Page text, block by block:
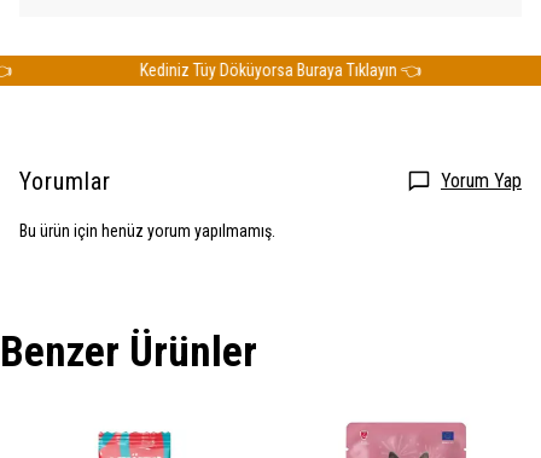
Kediniz Tüy Döküyorsa Buraya Tıklayın 👈
Yorumlar Yorum Yap
Bu ürün için henüz yorum yapılmamış.
Benzer Ürünler